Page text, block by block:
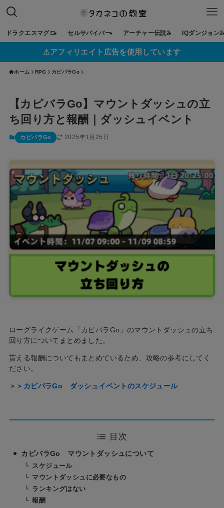
ドラクエスマグロ セルサバイバー アーチャー伝説2 IQダンジョン2
⚠︎アフィリエイト広告を使用しています
ホーム RPG カピバラGo
【カピバラGo】マウントダッシュの立
ち回り方と報酬｜ダッシュイベント
カピバラGo 2025年1月25日
ローグライクゲーム「カピバラGo」のマウントダッシュの立ち
回り方についてまとめました。
貰える報酬についてもまとめているため、攻略の参考にしてく
ださい。
＞＞カピバラGo ダッシュイベントのスケジュール
目次
カピバラGo マウントダッシュについて
スケジュール
マウントダッシュに必要なもの
ランキングはない
報酬